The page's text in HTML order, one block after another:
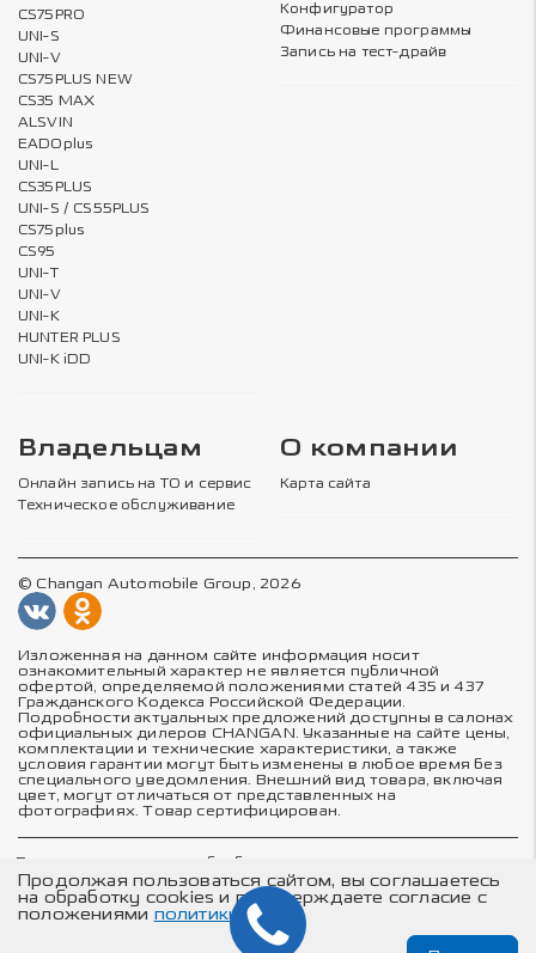
CS75PRO
UNI-S
UNI-V
CS75PLUS NEW
CS35 MAX
ALSVIN
EADOplus
UNI-L
CS35PLUS
UNI-S / CS55PLUS
CS75plus
CS95
UNI-T
UNI-V
UNI-K
HUNTER PLUS
UNI-K iDD
Конфигуратор
Финансовые программы
Запись на тест-драйв
Владельцам
Онлайн запись на ТО и сервис
Техническое обслуживание
О компании
Карта сайта
© Changan Automobile Group, 2026
Изложенная на данном сайте информация носит
ознакомительный характер не является публичной
офертой, определяемой положениями статей 435 и 437
Гражданского Кодекса Российской Федерации.
Подробности актуальных предложений доступны в салонах
официальных дилеров CHANGAN. Указанные на сайте цены,
комплектации и технические характеристики, а также
условия гарантии могут быть изменены в любое время без
специального уведомления. Внешний вид товара, включая
цвет, могут отличаться от представленных на
фотографиях. Товар сертифицирован.
Политика в отношении обработки персональных данных
Политика конфиденциальности
Согласие на обработку персональных данных
Соглашение об использовании cookie-файлов
Продолжая пользоваться сайтом, вы соглашаетесь
на обработку cookies и подтверждаете согласие с
положениями политики